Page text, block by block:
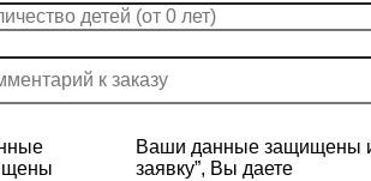
Ваши данные защищены и
заявку”, Вы даете